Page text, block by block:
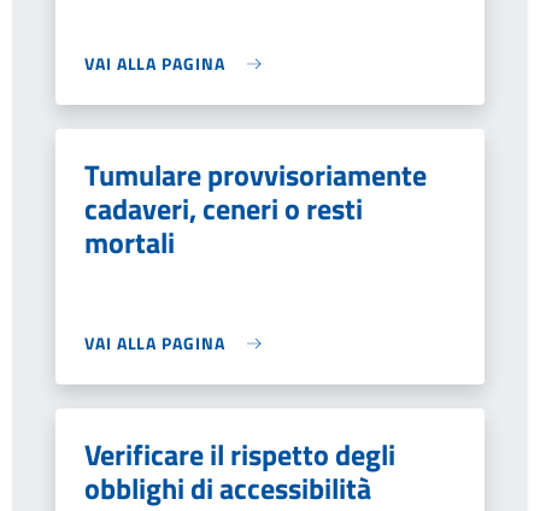
VAI ALLA PAGINA
Tumulare provvisoriamente
cadaveri, ceneri o resti
mortali
VAI ALLA PAGINA
Verificare il rispetto degli
obblighi di accessibilità